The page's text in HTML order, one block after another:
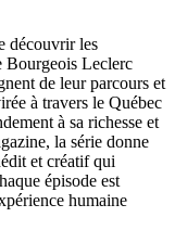
découvrir les
Bourgeois Leclerc
de leur parcours et
à travers le Québec
à sa richesse et
la série donne
et créatif qui
épisode est
humaine